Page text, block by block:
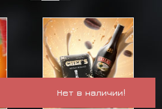
Нет в наличии!